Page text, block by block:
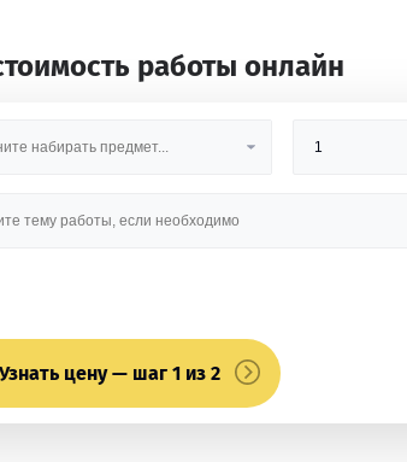
работы онлайн
Узнать цену — шаг 1 из 2